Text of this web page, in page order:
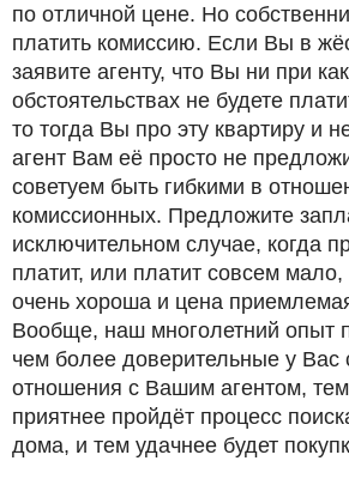
по отличной цене. Но
платить комиссию. Если Вы в
заявите агенту, что Вы ни при
обстоятельствах не будете
то тогда Вы про эту квартиру и
агент Вам её просто не
советуем быть гибкими в
комиссионных. Предложите
исключительном случае, когда
платит, или платит совсем
очень хороша и цена
Вообще, наш многолетний опыт
чем более доверительные у Вас
отношения с Вашим агентом,
приятнее пройдёт процесс
дома, и тем удачнее будет